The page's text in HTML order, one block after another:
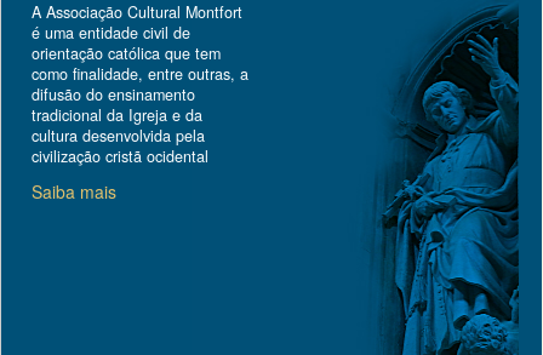
A Associação Cultural Montfort
é uma entidade civil de
orientação católica que tem
como finalidade, entre outras, a
difusão do ensinamento
tradicional da Igreja e da
cultura desenvolvida pela
civilização cristã ocidental
Saiba mais